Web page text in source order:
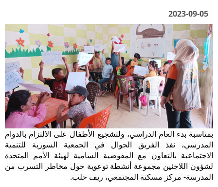
2023-09-05
بمناسبة بدء العام الدراسي، ولتشجيع الأطفال على الالتزام بالدوام
المدرسي، نفذ الفريق الجوال في الجمعية السورية للتنمية
الاجتماعية بالتعاون مع المفوضية السامية لهيئة الأمم المتحدة
لشؤون اللاجئين مجموعة أنشطة توعوية حول مخاطر التسرب من
المدرسة- مركز مسكنة المجتمعي، ريف حلب.